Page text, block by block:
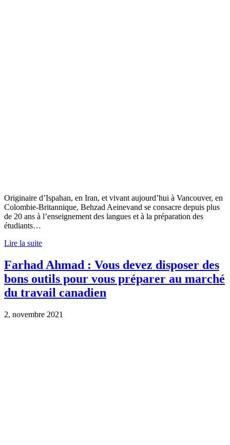
Originaire d’Ispahan, en Iran, et vivant aujourd’hui à Vancouver, en
Colombie-Britannique, Behzad Aeinevand se consacre depuis plus
de 20 ans à l’enseignement des langues et à la préparation des
étudiants…
Lire la suite
Farhad Ahmad : Vous devez disposer des
bons outils pour vous préparer au marché
du travail canadien
2, novembre 2021